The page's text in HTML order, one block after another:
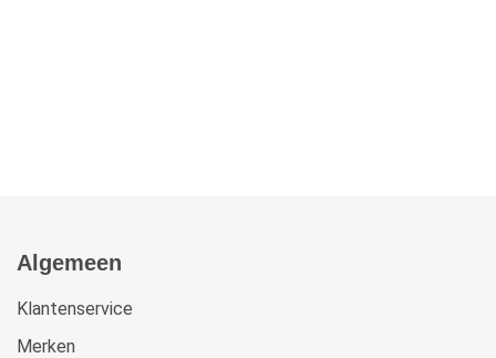
Algemeen
Klantenservice
Merken